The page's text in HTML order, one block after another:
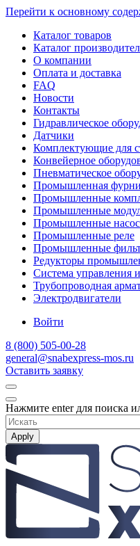
Перейти к основному
Каталог товаров
Каталог
О компании
Оплата и доставка
FAQ
Новости
Контакты
Гидравлическое
Датчики
Комплектующие для
Конвейерное
Пневматическое
Промышленная
Промышленные
Промышленные
Промышленные
Промышленные реле
Промышленные
Редукторы
Система управления
Трубопроводная
Электродвигатели
Войти
8 (800) 505-00-28
general@snabexpress-mos.ru
Оставить заявку
Нажмите enter для поиска
Apply